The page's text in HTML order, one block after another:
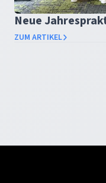
Neue
ZUM ARTIKEL